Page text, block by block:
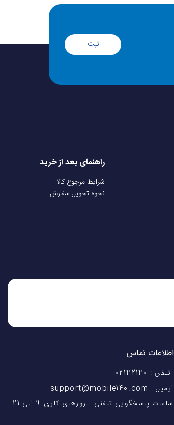
ثبت
راهنمای بعد از خرید
شرایط مرجوع کالا
نحوه تحویل سفارش
اطلاعات تماس
تلفن : 02142140
ایمیل : support@mobile140.com
ساعات پاسخگویی تلفنی : روزهای کاری 9 الی 21